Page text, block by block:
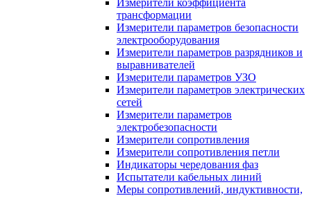
Измерители коэффициента
трансформации
Измерители параметров безопасности
электрооборудования
Измерители параметров разрядников и
выравнивателей
Измерители параметров УЗО
Измерители параметров электрических
сетей
Измерители параметров
электробезопасности
Измерители сопротивления
Измерители сопротивления петли
Индикаторы чередования фаз
Испытатели кабельных линий
Меры сопротивлений, индуктивности,